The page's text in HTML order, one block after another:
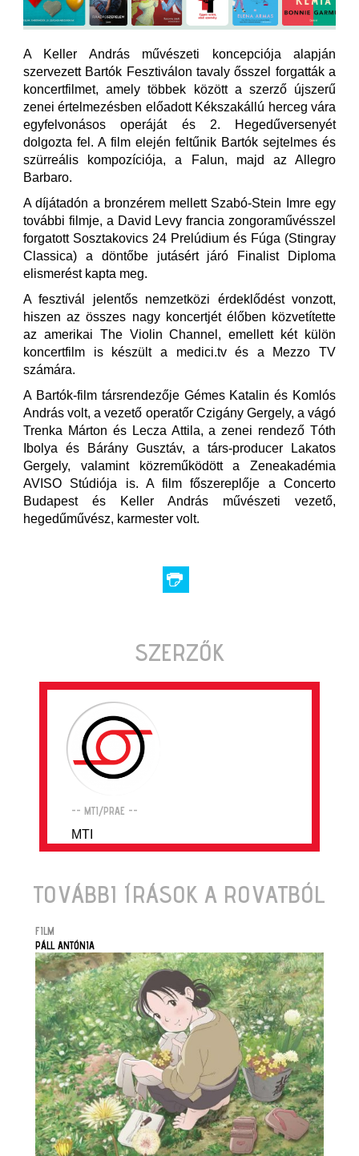
A Keller András művészeti koncepciója alapján
szervezett Bartók Fesztiválon tavaly ősszel forgatták a
koncertfilmet, amely többek között a szerző újszerű
zenei értelmezésben előadott Kékszakállú herceg vára
egyfelvonásos operáját és 2. Hegedűversenyét
dolgozta fel. A film elején feltűnik Bartók sejtelmes és
szürreális kompozíciója, a Falun, majd az Allegro
Barbaro.
A díjátadón a bronzérem mellett Szabó-Stein Imre egy
további filmje, a David Levy francia zongoraművésszel
forgatott Sosztakovics 24 Prelúdium és Fúga (Stingray
Classica) a döntőbe jutásért járó Finalist Diploma
elismerést kapta meg.
A fesztivál jelentős nemzetközi érdeklődést vonzott,
hiszen az összes nagy koncertjét élőben közvetítette
az amerikai The Violin Channel, emellett két külön
koncertfilm is készült a medici.tv és a Mezzo TV
számára.
A Bartók-film társrendezője Gémes Katalin és Komlós
András volt, a vezető operatőr Czigány Gergely, a vágó
Trenka Márton és Lecza Attila, a zenei rendező Tóth
Ibolya és Bárány Gusztáv, a társ-producer Lakatos
Gergely, valamint közreműködött a Zeneakadémia
AVISO Stúdiója is. A film főszereplője a Concerto
Budapest és Keller András művészeti vezető,
hegedűművész, karmester volt.
SZERZŐK
-- MTI/PRAE --
MTI
TOVÁBBI ÍRÁSOK A ROVATBÓL
FILM
PÁLL ANTÓNIA